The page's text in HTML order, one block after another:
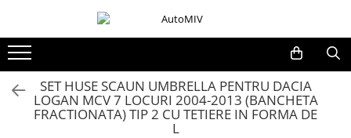
Oferta Saptamanii
Butoane
SET HUSE SCAUN UMBRELLA PENTRU DACIA
LOGAN MCV 7 LOCURI 2004-2013 (BANCHETA
FRACTIONATA) TIP 2 CU TETIERE IN FORMA DE
L